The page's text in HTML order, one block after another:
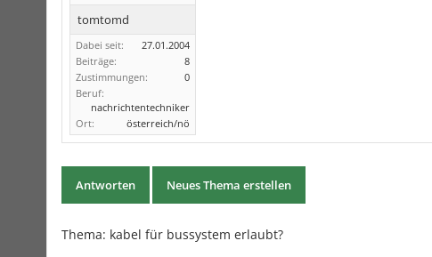
tomtomd
Dabei seit:
27.01.2004
Beiträge:
8
Zustimmungen:
0
Beruf:
nachrichtentechniker
Ort:
österreich/nö
Antworten Neues Thema erstellen
Thema: kabel für bussystem erlaubt?